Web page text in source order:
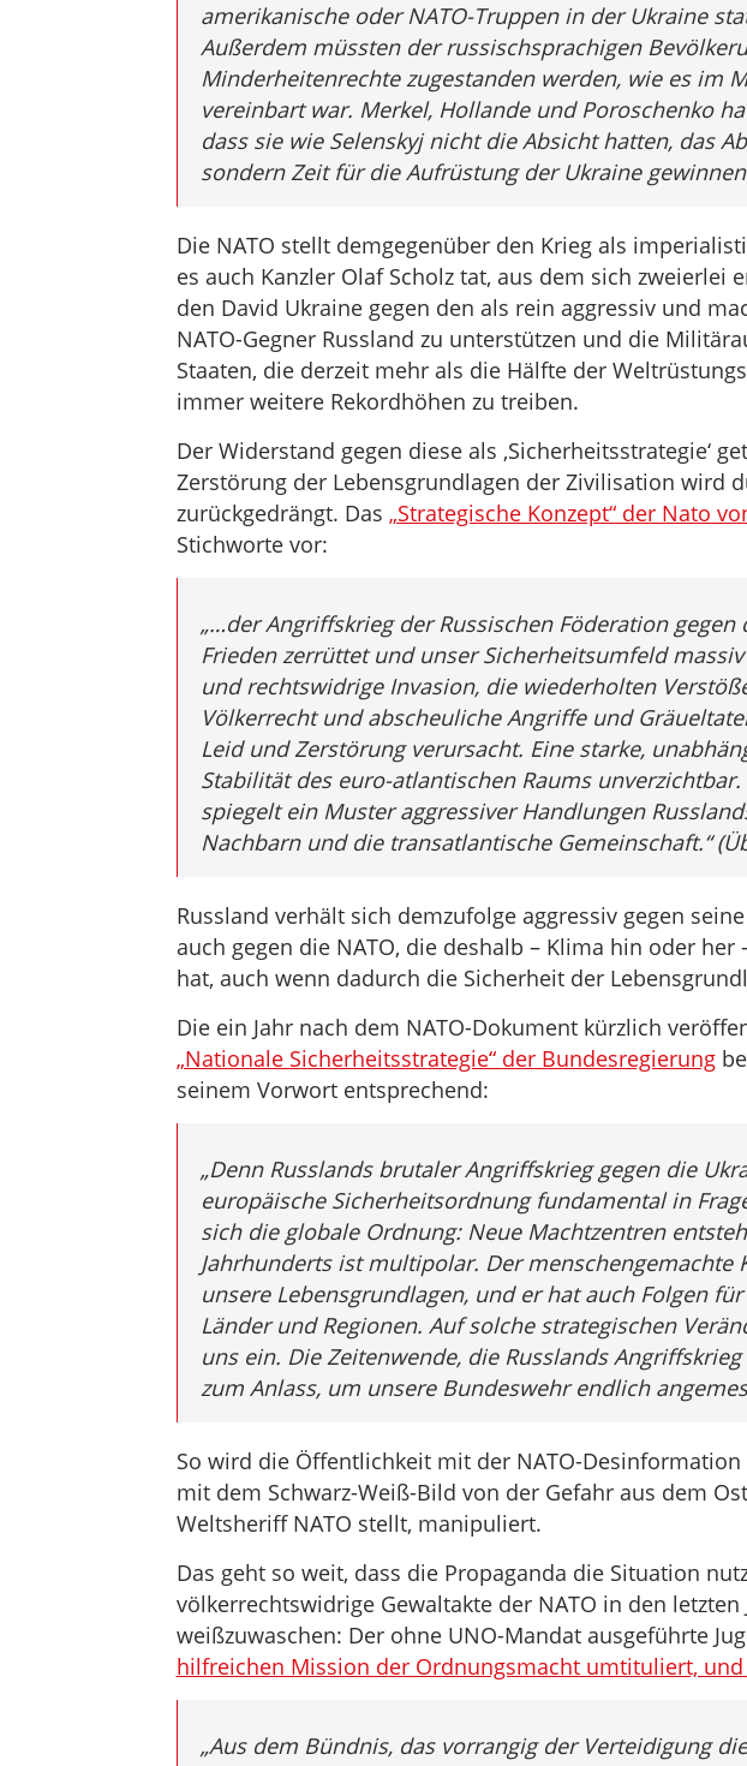
amerikanische oder NATO-Truppen in der Ukraine
Außerdem müssten der russischsprachigen
Minderheitenrechte zugestanden werden, wie es im
vereinbart war. Merkel, Hollande und Poroschenko
dass sie wie Selenskyj nicht die Absicht hatten, das
sondern Zeit für die Aufrüstung der Ukraine
Die NATO stellt demgegenüber den Krieg als
es auch Kanzler Olaf Scholz tat, aus dem sich zweierlei
den David Ukraine gegen den als rein aggressiv und
NATO-Gegner Russland zu unterstützen und die
Staaten, die derzeit mehr als die Hälfte der
immer weitere Rekordhöhen zu treiben.
Der Widerstand gegen diese als ‚Sicherheitsstrategie‘
Zerstörung der Lebensgrundlagen der Zivilisation wird
zurückgedrängt. Das „Strategische Konzept“ der Nato
Stichworte vor:
„…der Angriffskrieg der Russischen Föderation gegen
Frieden zerrüttet und unser Sicherheitsumfeld
und rechtswidrige Invasion, die wiederholten
Völkerrecht und abscheuliche Angriffe und
Leid und Zerstörung verursacht. Eine starke,
Stabilität des euro-atlantischen Raums
spiegelt ein Muster aggressiver Handlungen
Nachbarn und die transatlantische Gemeinschaft.“
Russland verhält sich demzufolge aggressiv gegen
auch gegen die NATO, die deshalb – Klima hin oder
hat, auch wenn dadurch die Sicherheit der
Die ein Jahr nach dem NATO-Dokument kürzlich
„Nationale Sicherheitsstrategie“ der Bundesregierung
seinem Vorwort entsprechend:
„Denn Russlands brutaler Angriffskrieg gegen die
europäische Sicherheitsordnung fundamental in
sich die globale Ordnung: Neue Machtzentren
Jahrhunderts ist multipolar. Der menschengemachte
unsere Lebensgrundlagen, und er hat auch Folgen
Länder und Regionen. Auf solche strategischen
uns ein. Die Zeitenwende, die Russlands
zum Anlass, um unsere Bundeswehr endlich
So wird die Öffentlichkeit mit der NATO-
mit dem Schwarz-Weiß-Bild von der Gefahr aus dem
Weltsheriff NATO stellt, manipuliert.
Das geht so weit, dass die Propaganda die Situation
völkerrechtswidrige Gewaltakte der NATO in den letzten
weißzuwaschen: Der ohne UNO-Mandat ausgeführte
hilfreichen Mission der Ordnungsmacht umtituliert, und
„Aus dem Bündnis, das vorrangig der Verteidigung